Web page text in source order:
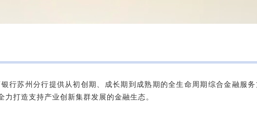
行苏州分行提供从初创期、成长期到成熟期的全生命周期综合金融服
打造支持产业创新集群发展的金融生态。